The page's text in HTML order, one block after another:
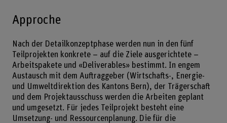
Approche
Nach der Detailkonzeptphase werden nun in den fünf
Teilprojekten konkrete – auf die Ziele ausgerichtete –
Arbeitspakete und «Deliverables» bestimmt. In engem
Austausch mit dem Auftraggeber (Wirtschafts-, Energie-
und Umweltdirektion des Kantons Bern), der Trägerschaft
und dem Projektausschuss werden die Arbeiten geplant
und umgesetzt. Für jedes Teilprojekt besteht eine
Umsetzung- und Ressourcenplanung. Die für die